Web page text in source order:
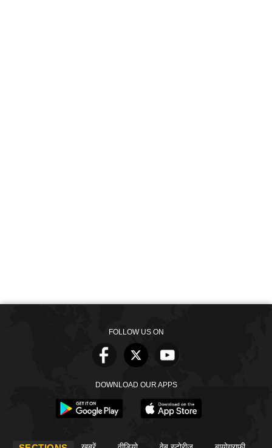
FOLLOW US ON
DOWNLOAD OUR APPS